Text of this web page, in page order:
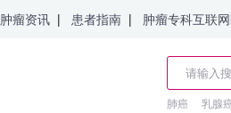
肿瘤资讯 | 患者指南 | 肿瘤专科互联
肺癌 乳腺